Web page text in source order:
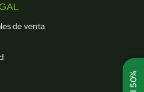
de venta